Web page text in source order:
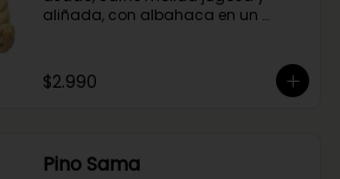
aliñada, con albahaca en un
$2.990
Pino Sama